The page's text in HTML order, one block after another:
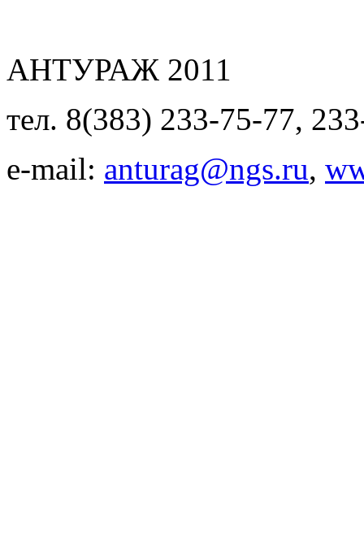
АНТУРАЖ 2011
тел. 8(383) 233-75-77,
e-mail: anturag@ngs.ru,